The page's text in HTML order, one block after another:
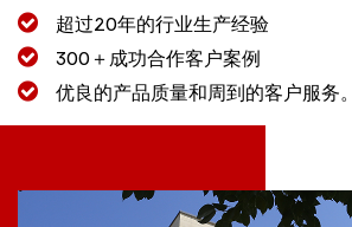
超过20年的行业生产经验
300＋成功合作客户案例
优良的产品质量和周到的客户服务。